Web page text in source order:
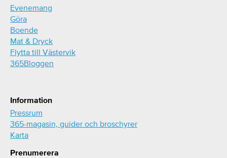
Evenemang
Göra
Boende
Mat & Dryck
Flytta till Västervik
365Bloggen
Information
Pressrum
365-magasin, guider och broschyrer
Karta
Prenumerera